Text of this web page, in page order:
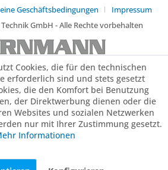
Geschäftsbedingungen
Impressum
GmbH - Alle Rechte vorbehalten
Cookies, die für den technischen
erforderlich sind und stets gesetzt
die den Komfort bei Benutzung
der Direktwerbung dienen oder die
Websites und sozialen Netzwerken
nur mit Ihrer Zustimmung gesetzt.
Informationen